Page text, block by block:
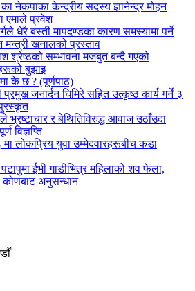
नेकपाका केन्द्रीय सदस्य ज्ञानेन्द्र मोहन
एमाले प्रवेश
धेरै बस्ती मापदण्डका कारण समस्यामा पर्ने
खनालको प्रस्ताव
श्रेष्ठको सम्भावना मजबुत बन्दै गएको
बुझाइ
के छ ? (पूर्णपाठ)
प्रमुख जनार्दन घिमिरे सहित उत्कृष्ठ कार्य गर्ने ३
भ्रष्टाचार र बेथितिविरुद्ध आवाज उठाँउदा
विज्ञप्ति
मा लोकप्रिय युवा उम्मेदवारहरूबीच कडा
ईभी गाडीभित्र महिलाको शव फेला,
कोणबाट अनुसन्धान